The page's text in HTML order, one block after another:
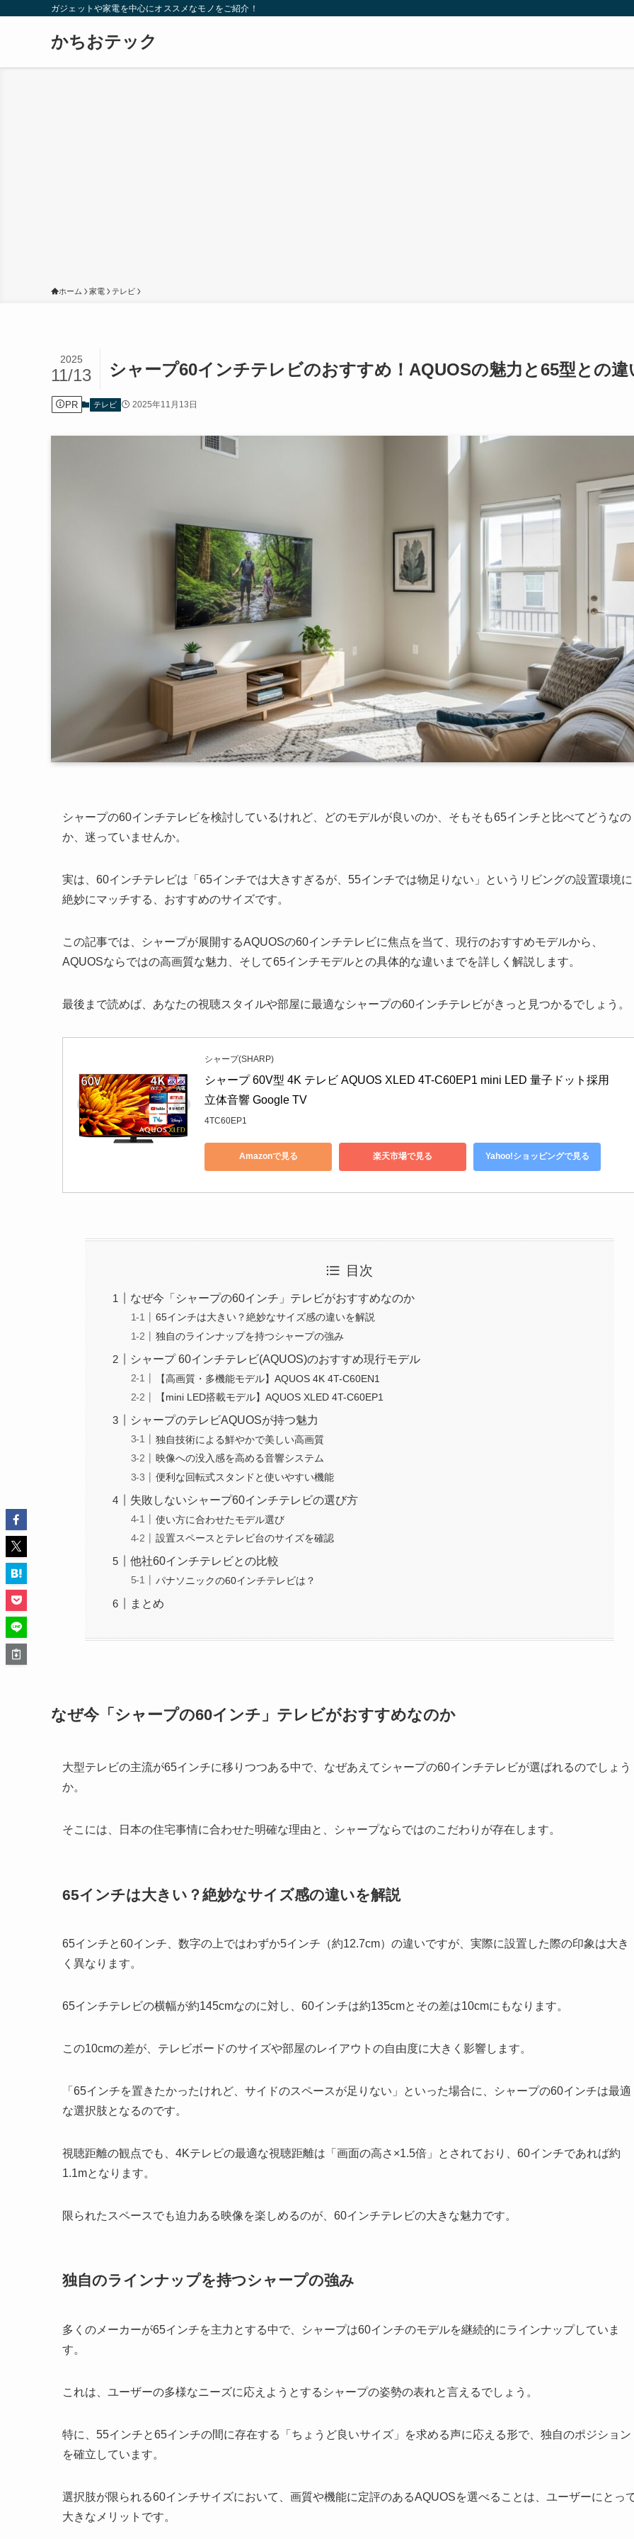
ガジェットや家電を中心にオススメなモノをご紹介！
かちおテック
ホーム 家電 テレビ
シャープ60インチテレビのおすすめ！AQUOSの魅力と65型との違
2025
11/13
PR テレビ 2025年11月13日
シャープの60インチテレビを検討しているけれど、どのモデルが良いのか、そもそも65インチと比べてどうなの
か、迷っていませんか。
実は、60インチテレビは「65インチでは大きすぎるが、55インチでは物足りない」というリビングの設置環境に
絶妙にマッチする、おすすめのサイズです。
この記事では、シャープが展開するAQUOSの60インチテレビに焦点を当て、現行のおすすめモデルから、
AQUOSならではの高画質な魅力、そして65インチモデルとの具体的な違いまでを詳しく解説します。
最後まで読めば、あなたの視聴スタイルや部屋に最適なシャープの60インチテレビがきっと見つかるでしょう。
シャープ(SHARP)
シャープ 60V型 4K テレビ AQUOS XLED 4T-C60EP1 mini LED 量子ドット採用
立体音響 Google TV
4TC60EP1
Amazonで見る 楽天市場で見る Yahoo!ショッピングで見る
目次
なぜ今「シャープの60インチ」テレビがおすすめなのか
65インチは大きい？絶妙なサイズ感の違いを解説
独自のラインナップを持つシャープの強み
シャープ 60インチテレビ(AQUOS)のおすすめ現行モデル
【高画質・多機能モデル】AQUOS 4K 4T-C60EN1
【mini LED搭載モデル】AQUOS XLED 4T-C60EP1
シャープのテレビAQUOSが持つ魅力
独自技術による鮮やかで美しい高画質
映像への没入感を高める音響システム
便利な回転式スタンドと使いやすい機能
失敗しないシャープ60インチテレビの選び方
使い方に合わせたモデル選び
設置スペースとテレビ台のサイズを確認
他社60インチテレビとの比較
パナソニックの60インチテレビは？
まとめ
なぜ今「シャープの60インチ」テレビがおすすめなのか
大型テレビの主流が65インチに移りつつある中で、なぜあえてシャープの60インチテレビが選ばれるのでしょう
か。
そこには、日本の住宅事情に合わせた明確な理由と、シャープならではのこだわりが存在します。
65インチは大きい？絶妙なサイズ感の違いを解説
65インチと60インチ、数字の上ではわずか5インチ（約12.7cm）の違いですが、実際に設置した際の印象は大き
く異なります。
65インチテレビの横幅が約145cmなのに対し、60インチは約135cmとその差は10cmにもなります。
この10cmの差が、テレビボードのサイズや部屋のレイアウトの自由度に大きく影響します。
「65インチを置きたかったけれど、サイドのスペースが足りない」といった場合に、シャープの60インチは最適
な選択肢となるのです。
視聴距離の観点でも、4Kテレビの最適な視聴距離は「画面の高さ×1.5倍」とされており、60インチであれば約
1.1mとなります。
限られたスペースでも迫力ある映像を楽しめるのが、60インチテレビの大きな魅力です。
独自のラインナップを持つシャープの強み
多くのメーカーが65インチを主力とする中で、シャープは60インチのモデルを継続的にラインナップしていま
す。
これは、ユーザーの多様なニーズに応えようとするシャープの姿勢の表れと言えるでしょう。
特に、55インチと65インチの間に存在する「ちょうど良いサイズ」を求める声に応える形で、独自のポジション
を確立しています。
選択肢が限られる60インチサイズにおいて、画質や機能に定評のあるAQUOSを選べることは、ユーザーにとっ
大きなメリットです。